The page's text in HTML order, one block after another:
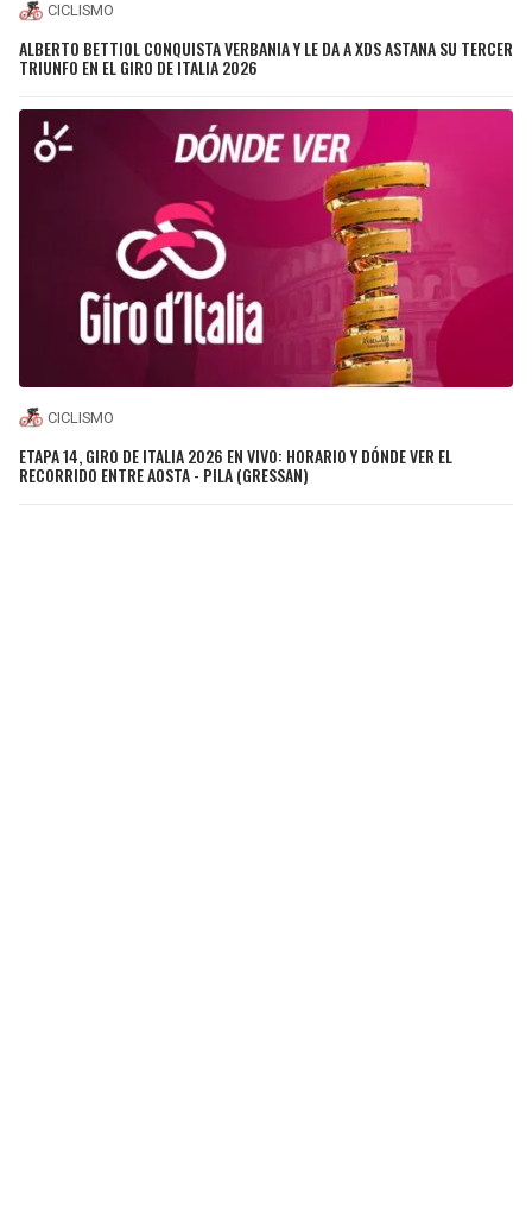
CICLISMO
ALBERTO BETTIOL CONQUISTA VERBANIA Y LE DA A XDS ASTANA SU TERCER
TRIUNFO EN EL GIRO DE ITALIA 2026
CICLISMO
ETAPA 14, GIRO DE ITALIA 2026 EN VIVO: HORARIO Y DÓNDE VER EL
RECORRIDO ENTRE AOSTA - PILA (GRESSAN)